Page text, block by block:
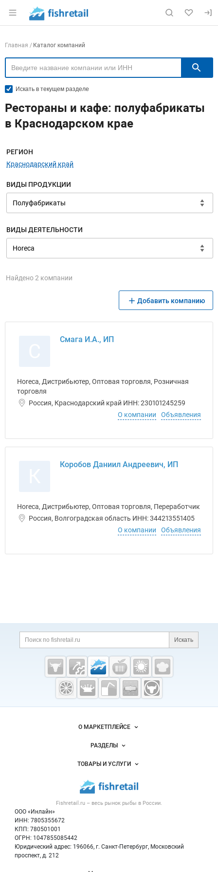
Раздел навигации по сайту fishretail.ru
Навигация по компаниям
Главная Каталог компаний
Искать в текущем разделе
Рестораны и кафе: полуфабрикаты
в Краснодарском крае
Меню навигации
РЕГИОН
Краснодарский край
ВИДЫ ПРОДУКЦИИ
ВИДЫ ДЕЯТЕЛЬНОСТИ
Найдено 2 компании
Добавить компанию
Смага И.А., ИП
Horeca, Дистрибьютер, Оптовая торговля, Розничная
торговля
Россия, Краснодарский край ИНН: 230101245259
О компании
Объявления
Коробов Даниил Андреевич, ИП
Horeca, Дистрибьютер, Оптовая торговля, Переработчик
Россия, Волгоградская область ИНН: 344213551405
О компании
Объявления
Дополнительная информация
Поиск по сайту и
Искать
Cсылки на полезные проекты
Fishretail.ru —
рыба,
морепродукты
Важные разделы и контакты
Fishretail.ru – весь рынок рыбы в России.
ООО «Инлайн»
ИНН: 7805355672
КПП: 780501001
ОГРН: 1047855085442
Юридический адрес: 196066, г. Санкт-Петербург, Московский
проспект, д. 212
Навигация по сайтуО МАРКЕТПЛЕЙСЕ
Новости Fishretail.ru
Размещение рекламы
Публичная оферта
Контактная информация
Политика обработки персональных данных
РАЗДЕЛЫ
Объявления
Новости рынка
Блог
ТОВАРЫ И УСЛУГИ
Рыба
Икра